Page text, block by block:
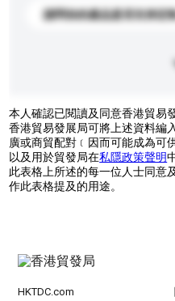
請問你的產品是否支持定
本人確認已閱讀及同意香港貿易
香港貿易發展局可將上述資料編
廣或商貿配對﹝因而可能成為可
以及用於貿發局在私隱政策聲明
此表格上所述的每一位人士同意
作此表格提及的用途。
HKTDC.com